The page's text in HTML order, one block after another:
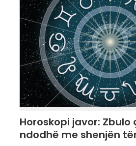
Horoskopi javor: Zbulo
ndodhë me shenjën